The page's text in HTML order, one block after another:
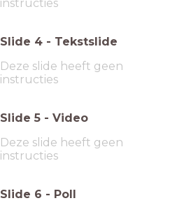
instructies
Slide 4 - Tekstslide
Deze slide heeft geen
instructies
Slide 5 - Video
Deze slide heeft geen
instructies
Slide 6 - Poll